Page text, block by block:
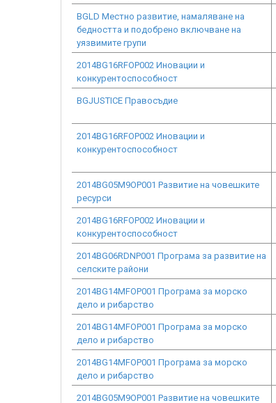
BGLD Местно развитие, намаляване на
бедността и подобрено включване на
уязвимите групи
2014BG16RFOP002 Иновации и
конкурентоспособност
BGJUSTICE Правосъдие
2014BG16RFOP002 Иновации и
конкурентоспособност
2014BG05M9OP001 Развитие на човешките
ресурси
2014BG16RFOP002 Иновации и
конкурентоспособност
2014BG06RDNP001 Програма за развитие на
селските райони
2014BG14MFOP001 Програма за морско
дело и рибарство
2014BG14MFOP001 Програма за морско
дело и рибарство
2014BG14MFOP001 Програма за морско
дело и рибарство
2014BG05M9OP001 Развитие на човешките